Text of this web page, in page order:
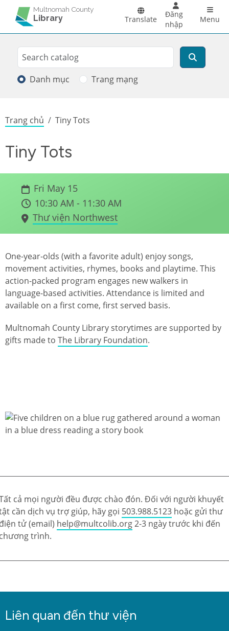
Skip to main content
Multnomah County
Library Translate
Đăng
nhập
Menu
Search
Tìm kiếm
Danh mục Trang mạng
Breadcrumb
Trang chủ Tiny Tots
Tiny Tots
Fri May 15
10:30 AM - 11:30 AM
Thư viện Northwest
One-year-olds (with a favorite adult) enjoy songs,
movement activities, rhymes, books and playtime. This
action-packed program engages new walkers in
language-based activities. Attendance is limited and
available on a first come, first served basis.
Multnomah County Library storytimes are supported by
gifts made to The Library Foundation.
cả mọi người đều được chào đón. Đối với người khuyết
cần dịch vụ trợ giúp, hãy gọi 503.988.5123 hoặc gửi thư
tử (email) help@multcolib.org2-3 ngày trước khi đến
trình.
Liên quan đến thư viện